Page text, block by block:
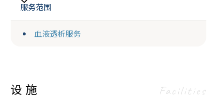
服务范围
血液透析服务
设施 Facilities